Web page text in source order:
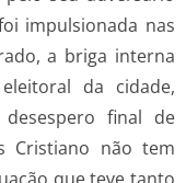
impulsionada nas
a briga interna
da cidade,
final de
Cristiano não tem